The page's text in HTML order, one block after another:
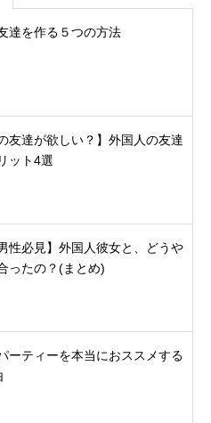
達を作る５つの方法
友達が欲しい？】外国人の友達
ット4選
性必見】外国人彼女と、どうや
ったの？(まとめ)
ーティーを本当におススメする